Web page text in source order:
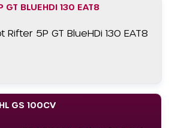
GT BLUEHDI 130 EAT8
GS 100CV